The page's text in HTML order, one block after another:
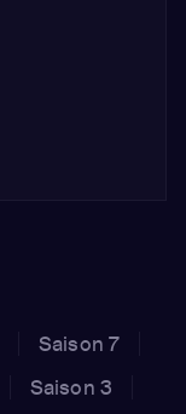
Saison 7
Saison 3